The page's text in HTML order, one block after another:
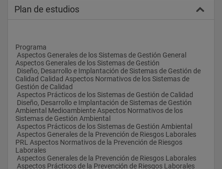
de las enfermedades profesionales, mejorando la “calidad de
tienen los alumnos de ver la aplicación práctica de los
conocimientos técnicos adquiridos en las diferentes
licenciaturas y de la inclusión de los mismos en el
funcionamiento de las empresas, mediante la incorporación de
los sistemas de  gestión como elemento fundamental para el
establecimiento por parte de la Dirección de políticas y
objetivos, que permitan establecer la priorización y la
optimización de recursos
económicos/materiales/energéticos/humanos...
Además la especialización sectorial y las prácticas en cada
caso aportan a los alumnos la aplicación real de los nuevos
conocimientos adquiridos (curso de posgrado) en los ámbitos
sectoriales trabajados durante los años previos de formación
(cursos de grado).
Idioma en el que se imparte
Castellano
Plan de estudios
Programa
Aspectos Generales de los Sistemas de Gestión
Calidad Calidad Aspectos Normativos de los Sistemas de
Gestión de Calidad
Aspectos Prácticos de los Sistemas de Gestión de Calidad
Ambiental Medioambiente Aspectos Normativos de los
Sistemas de Gestión Ambiental
Aspectos Prácticos de los Sistemas de Gestión Ambiental
PRL Aspectos Normativos de la Prevención de Riesgos
Laborales
Aspectos Generales de la Prevención de Riesgos Laborales
Aspectos Prácticos de la Prevención de Riesgos Laborales